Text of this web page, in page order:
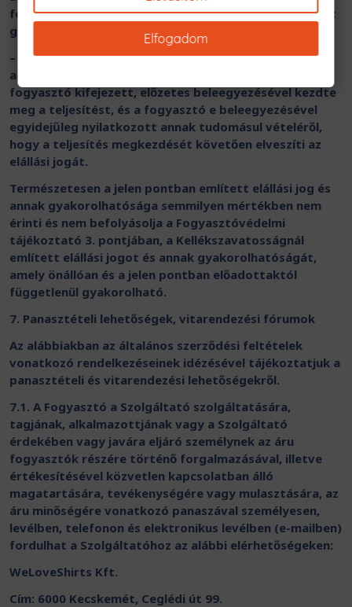
fogyasztó a csomagolást felbontotta (felbontás előtt
gyakorolható az elállási jog);
– a nem tárgyi adathordozón nyújtott digitális
adattartalom tekintetében, ha a vállalkozás a
fogyasztó kifejezett, előzetes beleegyezésével kezdte
meg a teljesítést, és a fogyasztó e beleegyezésével
egyidejűleg nyilatkozott annak tudomásul vételéről,
hogy a teljesítés megkezdését követően elveszíti az
elállási jogát.
Természetesen a jelen pontban említett elállási jog és
annak gyakorolhatósága semmilyen mértékben nem
érinti és nem befolyásolja a Fogyasztóvédelmi
tájékoztató 3. pontjában, a Kellékszavatosságnál
említett elállási jogot és annak gyakorolhatóságát,
amely önállóan és a jelen pontban előadottaktól
függetlenül gyakorolható.
7. Panasztételi lehetőségek, vitarendezési fórumok
Az alábbiakban az általános szerződési feltételek
vonatkozó rendelkezéseinek idézésével tájékoztatjuk a
panasztételi és vitarendezési lehetőségekről.
7.1. A Fogyasztó a Szolgáltató szolgáltatására,
tagjának, alkalmazottjának vagy a Szolgáltató
érdekében vagy javára eljáró személynek az áru
fogyasztók részére történő forgalmazásával, illetve
értékesítésével közvetlen kapcsolatban álló
magatartására, tevékenységére vagy mulasztására, az
áru minőségére vonatkozó panaszával személyesen,
levélben, telefonon és elektronikus levélben (e-mailben)
fordulhat a Szolgáltatóhoz az alábbi elérhetőségeken:
WeLoveShirts Kft.
Cím: 6000 Kecskemét, Ceglédi út 99.
Elfogadom